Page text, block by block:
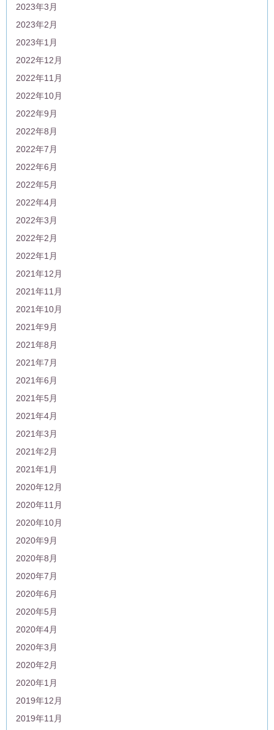
2023年3月
2023年2月
2023年1月
2022年12月
2022年11月
2022年10月
2022年9月
2022年8月
2022年7月
2022年6月
2022年5月
2022年4月
2022年3月
2022年2月
2022年1月
2021年12月
2021年11月
2021年10月
2021年9月
2021年8月
2021年7月
2021年6月
2021年5月
2021年4月
2021年3月
2021年2月
2021年1月
2020年12月
2020年11月
2020年10月
2020年9月
2020年8月
2020年7月
2020年6月
2020年5月
2020年4月
2020年3月
2020年2月
2020年1月
2019年12月
2019年11月